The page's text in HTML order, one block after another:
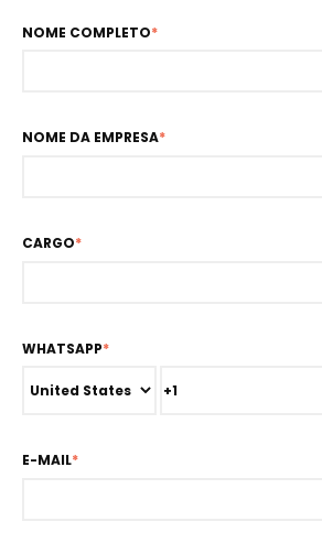
NOME COMPLETO*
NOME DA EMPRESA*
CARGO*
WHATSAPP*
E-MAIL*